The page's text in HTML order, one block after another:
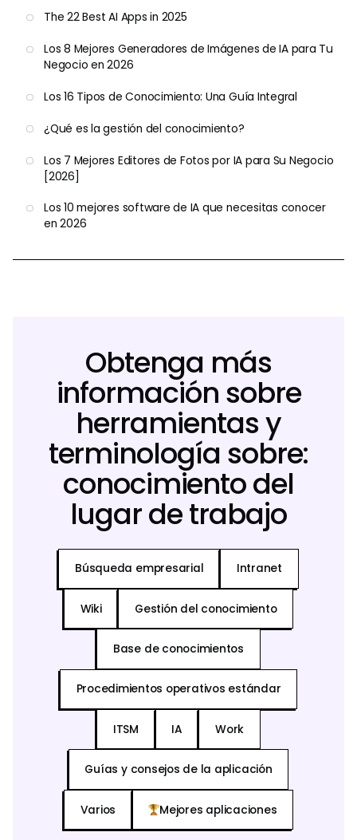
The 22 Best AI Apps in 2025
Los 8 Mejores Generadores de Imágenes de IA para Tu
Negocio en 2026
Los 16 Tipos de Conocimiento: Una Guía Integral
¿Qué es la gestión del conocimiento?
Los 7 Mejores Editores de Fotos por IA para Su Negocio
[2026]
Los 10 mejores software de IA que necesitas conocer
en 2026
Obtenga más
información sobre
herramientas y
terminología sobre:
conocimiento del
lugar de trabajo
Búsqueda empresarial Intranet
Wiki Gestión del conocimiento
Base de conocimientos
Procedimientos operativos estándar
ITSM IA Work
Guías y consejos de la aplicación
Varios Mejores aplicaciones